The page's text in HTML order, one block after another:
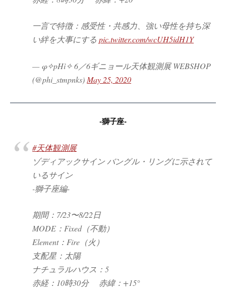
一言で特徴：感受性・共感力、強い母性を持ち深
い絆を大事にする pic.twitter.com/wcUH5idH1Y
— φ✧pHì✧ 6／6ギニョール天体観測展 WEBSHOP
(@phi_stmpnks) May 25, 2020
-獅子座-
#天体観測展
ゾディアックサイン バングル・リングに示されて
いるサイン
-獅子座編-
期間：7/23〜8/22日
MODE：Fixed（不動）
Element：Fire（火）
支配星：太陽
ナチュラルハウス：5
赤経：10時30分 赤緯：+15°